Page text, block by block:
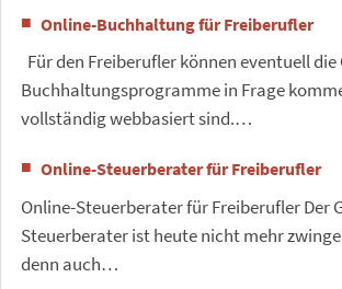
Online-Buchhaltung für Freiberufler
Für den Freiberufler können eventuell die
Buchhaltungsprogramme in Frage
vollständig webbasiert sind.…
Online-Steuerberater für Freiberufler
Online-Steuerberater für Freiberufler Der
Steuerberater ist heute nicht mehr
denn auch…